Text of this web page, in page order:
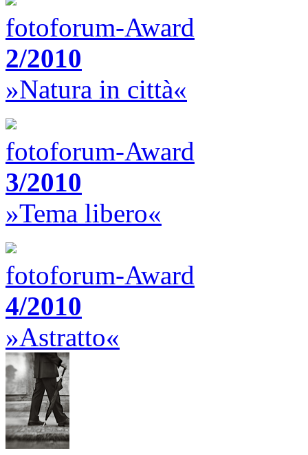
fotoforum-Award
2/2010
»Natura in città«
fotoforum-Award
3/2010
»Tema libero«
fotoforum-Award
4/2010
»Astratto«